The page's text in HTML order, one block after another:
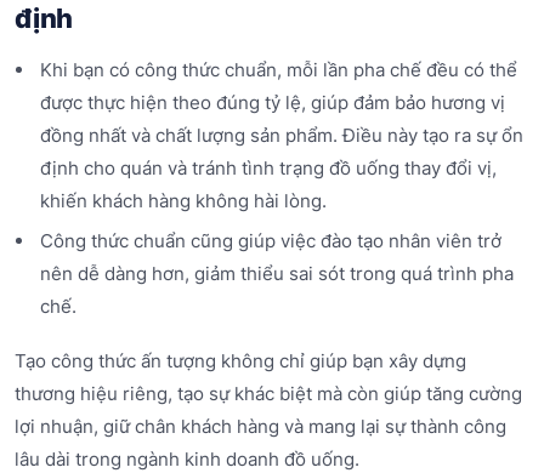
định
Khi bạn có công thức chuẩn, mỗi lần pha chế đều có thể
được thực hiện theo đúng tỷ lệ, giúp đảm bảo hương vị
đồng nhất và chất lượng sản phẩm. Điều này tạo ra sự ổn
định cho quán và tránh tình trạng đồ uống thay đổi vị,
khiến khách hàng không hài lòng.
Công thức chuẩn cũng giúp việc đào tạo nhân viên trở
nên dễ dàng hơn, giảm thiểu sai sót trong quá trình pha
chế.
Tạo công thức ấn tượng không chỉ giúp bạn xây dựng
thương hiệu riêng, tạo sự khác biệt mà còn giúp tăng cường
lợi nhuận, giữ chân khách hàng và mang lại sự thành công
lâu dài trong ngành kinh doanh đồ uống.